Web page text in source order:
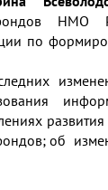
НМО
по
об